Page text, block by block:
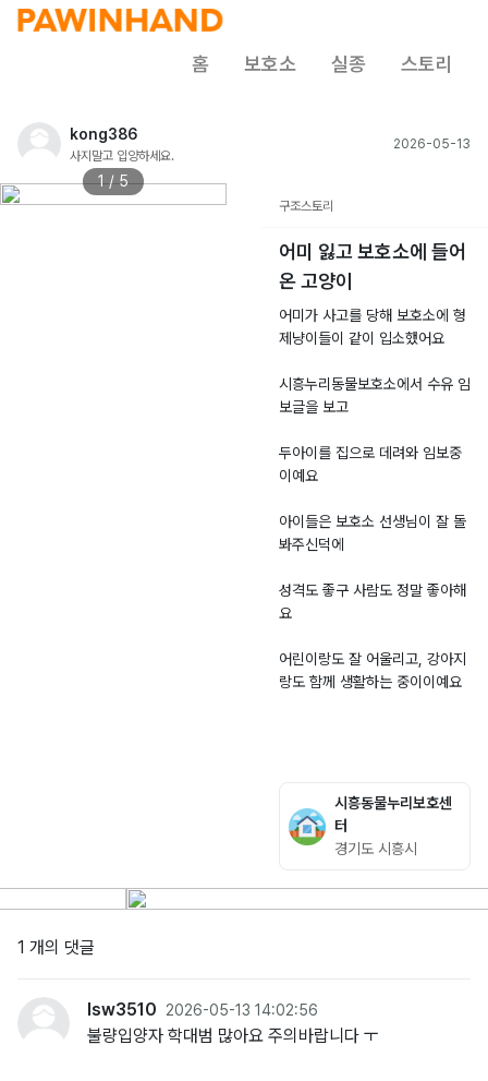
홈 보호소 실종 스토리
kong386
사지말고 입양하세요.
2026-05-13
1 / 5
구조스토리
어미 잃고 보호소에 들어
온 고양이
어미가 사고를 당해 보호소에 형
제냥이들이 같이 입소했어요
시흥누리동물보호소에서 수유 임
보글을 보고
두아이를 집으로 데려와 임보중
이예요
아이들은 보호소 선생님이 잘 돌
봐주신덕에
성격도 좋구 사람도 정말 좋아해
요
어린이랑도 잘 어울리고, 강아지
시흥동물누리보호센
터
경기도 시흥시
1 개의 댓글
lsw3510 2026-05-13 14:02:56
불량입양자 학대범 많아요 주의바랍니다 ㅜ